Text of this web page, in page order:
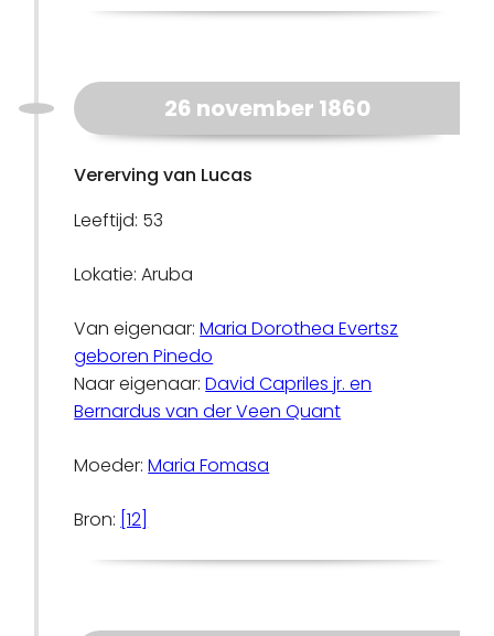
26 november 1860
Vererving van Lucas
Leeftijd: 53
Lokatie: Aruba
Van eigenaar:Maria Dorothea Evertsz
geboren Pinedo
Naar eigenaar:David Capriles jr. en
Bernardus van der Veen Quant
Moeder:Maria Fomasa
Bron: [12]